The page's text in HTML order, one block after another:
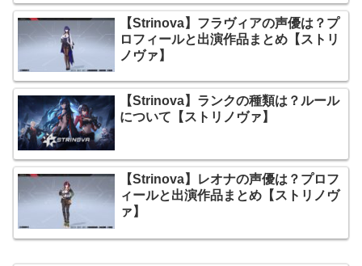
【Strinova】フラヴィアの声優は？プ
ロフィールと出演作品まとめ【ストリ
ノヴァ】
【Strinova】ランクの種類は？ルール
について【ストリノヴァ】
【Strinova】レオナの声優は？プロフ
ィールと出演作品まとめ【ストリノヴ
ァ】